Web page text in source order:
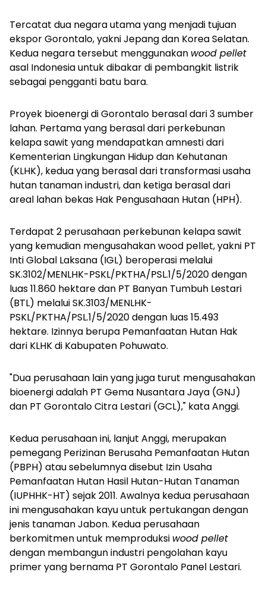
Tercatat dua negara utama yang menjadi tujuan
ekspor Gorontalo, yakni Jepang dan Korea Selatan.
Kedua negara tersebut menggunakan wood pellet
asal Indonesia untuk dibakar di pembangkit listrik
sebagai pengganti batu bara.
Proyek bioenergi di Gorontalo berasal dari 3 sumber
lahan. Pertama yang berasal dari perkebunan
kelapa sawit yang mendapatkan amnesti dari
Kementerian Lingkungan Hidup dan Kehutanan
(KLHK), kedua yang berasal dari transformasi usaha
hutan tanaman industri, dan ketiga berasal dari
areal lahan bekas Hak Pengusahaan Hutan (HPH).
Terdapat 2 perusahaan perkebunan kelapa sawit
yang kemudian mengusahakan wood pellet, yakni PT
Inti Global Laksana (IGL) beroperasi melalui
SK.3102/MENLHK-PSKL/PKTHA/PSL.1/5/2020 dengan
luas 11.860 hektare dan PT Banyan Tumbuh Lestari
(BTL) melalui SK.3103/MENLHK-
PSKL/PKTHA/PSL.1/5/2020 dengan luas 15.493
hektare. Izinnya berupa Pemanfaatan Hutan Hak
dari KLHK di Kabupaten Pohuwato.
"Dua perusahaan lain yang juga turut mengusahakan
bioenergi adalah PT Gema Nusantara Jaya (GNJ)
dan PT Gorontalo Citra Lestari (GCL)," kata Anggi.
Kedua perusahaan ini, lanjut Anggi, merupakan
pemegang Perizinan Berusaha Pemanfaatan Hutan
(PBPH) atau sebelumnya disebut Izin Usaha
Pemanfaatan Hutan Hasil Hutan-Hutan Tanaman
(IUPHHK-HT) sejak 2011. Awalnya kedua perusahaan
ini mengusahakan kayu untuk pertukangan dengan
jenis tanaman Jabon. Kedua perusahaan
berkomitmen untuk memproduksi wood pellet
dengan membangun industri pengolahan kayu
primer yang bernama PT Gorontalo Panel Lestari.